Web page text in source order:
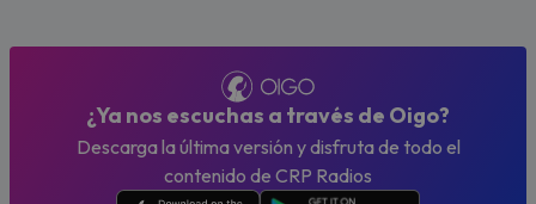
¿Ya nos escuchas a través de Oigo?
Descarga la última versión y disfruta de todo el
contenido de CRP Radios